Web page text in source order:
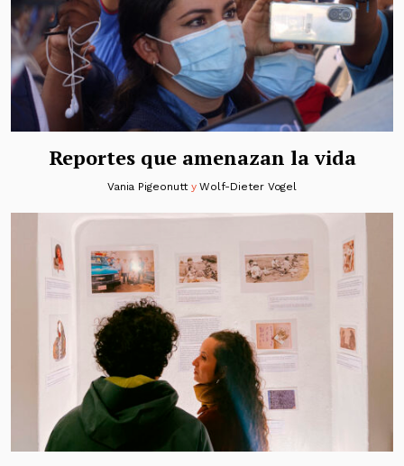
Reportes que amenazan la vida
Vania PigeonuttyWolf-Dieter Vogel